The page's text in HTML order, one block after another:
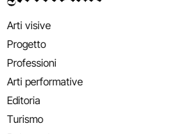
Arti visive
Progetto
Professioni
Arti performative
Editoria
Turismo